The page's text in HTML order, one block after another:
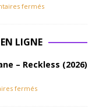
fermés
LIGNE
– Reckless (2026)
fermés